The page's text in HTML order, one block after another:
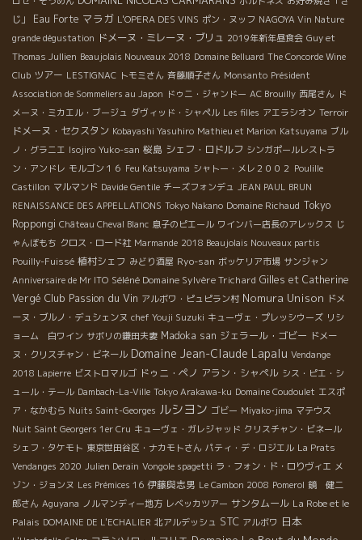
じ」
Eau Forte マラガ L'OPERA DES VINS ポン・ヌッフ NAGOYA Vin Nature
grande dégustation ドメーヌ・ミレーヌ・ブリュ 2019年新年昼食会 Guy et
Thomas Jullien Beaujolais Nouveaux 2018 Domaine Belluard The Concorde Wine
Club ツアー LESTIGNAC トモミさん 斉藤順子さん Monsanto Président
Association de Sommeliers au Japon ドゥニ・ジャンドー AC Brouilly 西尾さん ド
メーヌ・ミカエル・ブージュ ダヴィッド・シャペル Les filles アエラシオン Terroir
ドメーヌ・セクスタン Kobayashi Yasuhiro Mathieu et Marion Katsuyama ブル
ノ・グラニエ Isojiro Yuko-san 桜島 シェフ・ロドルフ シンガポールレストラ
ン・アンドレ モルゴン１６ Feu Katsuyama シャトー・メレ２００２ Poulille
Castillon マルマンド Davide Gentile チーズフォンデュ JEAN PAUL BRUN
RENAISSANCE DES APPELLATIONS Tokyo Nakano Domaine Richaud Tokyo
Roppongi Château Cheval Blanc 息子のピエール ワインバー店長のアレックス じ
ゃんぼもち クロス・ロード社 Marmande 2018 Beaujolais Nouveaux partis
Pouilly-Fuissé 植村シェフ みどり酒屋 Ryo-san ボッケリア市場 サンジャン
Anniversaire de Mr ITO Séléné Domaine Sylvère Trichard Gilles et Catherine
Vergé Club Passion du Vin アルボワ・ピュピラン村 Nomura Unison ドメ
ーヌ・ブルノ・デュシェンヌ chef Youji Suzuki キューヴェ・プレッシウーズ リシ
ョーム 白ワイン サボリの鎌田夫妻 Madoka san ジェラール・ゴビー ドメー
ヌ・クリスチャン・ビネール Domaine Jean-Claude Lapalu Vendange
2018 Lapierre ビストロマルゴ ドゥニ・ペノ アラン・シャペル シス・ピエ・シ
ュール・テール Dambach-La-Ville Tokyo Arakawa-ku Domaine Coudoulet エスポ
ア・なかむら Nuits Saint-Georges ルシヨン ゴビー Miyako-jima マテウス
Nuit Saint Georgers 1er Cru キューヴェ・ガレジャッド クリスチャン・ビネール
シェフ・タケモト 東京世田谷区・ナカモトさん パティ・デ・ロジエル La Prats
Vendanges 2020 Julien Derain Vongole spagetti ラ・フォン・ド・ロりヴィエ メ
ゾン・ジョンヌ Les Prémices 16 伊藤與志男 Le Cambon 2008 Pomerol 鏡 健二
郎さん Aguyana ノルマンディー地方 レベッカツアー サンタムール La Robe et le
Palais DOMAINE DE L'ECHALIER 北アルデッシュ STC アルボワ 日本